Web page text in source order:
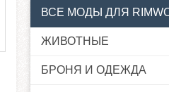
ВСЕ МОДЫ ДЛЯ
ЖИВОТНЫЕ
БРОНЯ И ОДЕЖДА